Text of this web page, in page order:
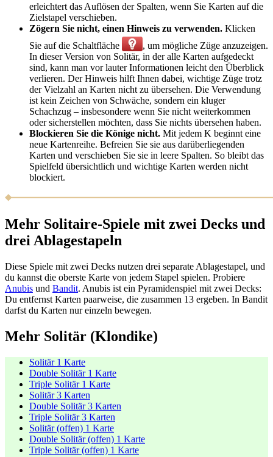
erleichtert das Auflösen der Spalten, wenn Sie Karten auf die
Zielstapel verschieben.
Zögern Sie nicht, einen Hinweis zu verwenden. Klicken
Sie auf die Schaltfläche
, um mögliche Züge anzuzeigen.
In dieser Version von Solitär, in der alle Karten aufgedeckt
sind, kann man vor lauter Informationen leicht den Überblick
verlieren. Der Hinweis hilft Ihnen dabei, wichtige Züge trotz
der Vielzahl an Karten nicht zu übersehen. Die Verwendung
ist kein Zeichen von Schwäche, sondern ein kluger
Schachzug – insbesondere wenn Sie nicht weiterkommen
oder sicherstellen möchten, dass Sie nichts übersehen haben.
Blockieren Sie die Könige nicht. Mit jedem K beginnt eine
neue Kartenreihe. Befreien Sie sie aus darüberliegenden
Karten und verschieben Sie sie in leere Spalten. So bleibt das
Spielfeld übersichtlich und wichtige Karten werden nicht
blockiert.
Mehr Solitaire-Spiele mit zwei Decks und
drei Ablagestapeln
Diese Spiele mit zwei Decks nutzen drei separate Ablagestapel, und
du kannst die oberste Karte von jedem Stapel spielen. Probiere
Anubis und Bandit. Anubis ist ein Pyramidenspiel mit zwei Decks:
Du entfernst Karten paarweise, die zusammen 13 ergeben. In Bandit
darfst du Karten nur einzeln bewegen.
Mehr Solitär (Klondike)
Solitär 1 Karte
Double Solitär 1 Karte
Triple Solitär 1 Karte
Solitär 3 Karten
Double Solitär 3 Karten
Triple Solitär 3 Karten
Solitär (offen) 1 Karte
Double Solitär (offen) 1 Karte
Triple Solitär (offen) 1 Karte